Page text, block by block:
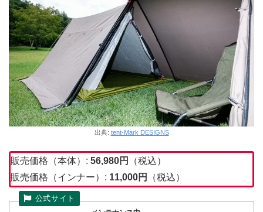
出典: tent-Mark DESIGNS
販売価格（本体）: 56,980円
（税込）
販売価格（インナー）: 11,000円 （税込）